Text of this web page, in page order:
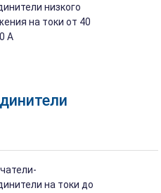
низкого
на токи от 40
A
на токи до